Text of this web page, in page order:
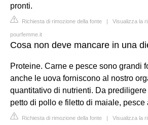
pronti.
Richiesta di rimozione della fonte | Visualizza la
pourfemme.it
Cosa non deve mancare in una
Proteine. Carne e pesce sono grandi
anche le uova forniscono al nostro
quantitativo di nutrienti. Da
petto di pollo e filetto di maiale, pesce
Richiesta di rimozione della fonte | Visualizza la